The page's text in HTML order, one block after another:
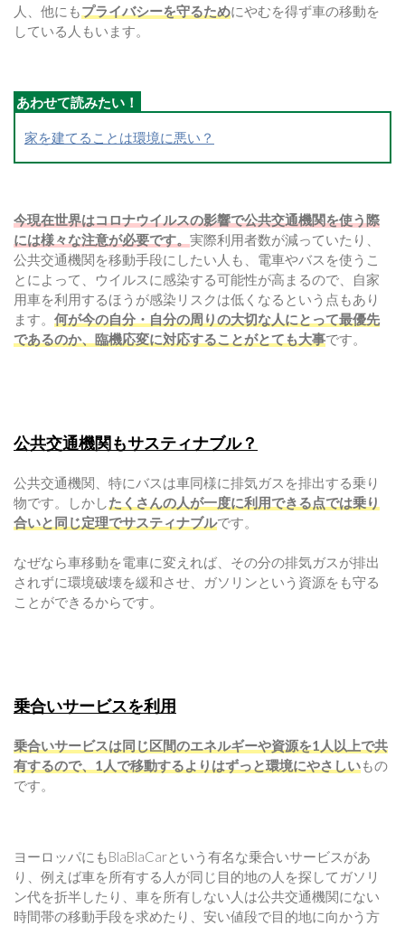
人、他にもプライバシーを守るためにやむを得ず車の移動を
している人もいます。
家を建てることは環境に悪い？
今現在世界はコロナウイルスの影響で公共交通機関を使う際
には様々な注意が必要です。 実際利用者数が減っていたり、
公共交通機関を移動手段にしたい人も、電車やバスを使うこ
とによって、ウイルスに感染する可能性が高まるので、自家
用車を利用するほうが感染リスクは低くなるという点もあり
ます。 何が今の自分・自分の周りの大切な人にとって最優先
であるのか、臨機応変に対応することがとても大事です。
公共交通機関もサスティナブル？
公共交通機関、特にバスは車同様に排気ガスを排出する乗り
物です。しかしたくさんの人が一度に利用できる点では乗り
合いと同じ定理でサスティナブルです。
なぜなら車移動を電車に変えれば、その分の排気ガスが排出
されずに環境破壊を緩和させ、ガソリンという資源をも守る
ことができるからです。
乗合いサービスを利用
乗合いサービスは同じ区間のエネルギーや資源を1人以上で共
有するので、1人で移動するよりはずっと環境にやさしいもの
です。
ヨーロッパにもBlaBlaCarという有名な乗合いサービスがあ
り、例えば車を所有する人が同じ目的地の人を探してガソリ
ン代を折半したり、車を所有しない人は公共交通機関にない
時間帯の移動手段を求めたり、安い値段で目的地に向かう方